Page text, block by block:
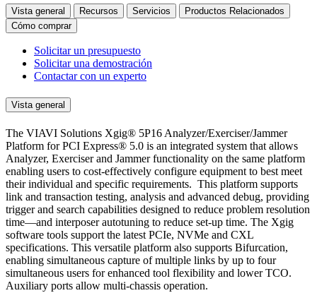
Vista general Recursos Servicios
Productos Relacionados
Cómo comprar
Solicitar un presupuesto
Solicitar una demostración
Contactar con un experto
Vista general
The VIAVI Solutions Xgig® 5P16 Analyzer/Exerciser/Jammer
Platform for PCI Express® 5.0 is an integrated system that allows
Analyzer, Exerciser and Jammer functionality on the same platform
enabling users to cost-effectively configure equipment to best meet
their individual and specific requirements. This platform supports
link and transaction testing, analysis and advanced debug, providing
trigger and search capabilities designed to reduce problem resolution
time—and interposer autotuning to reduce set-up time. The Xgig
software tools support the latest PCIe, NVMe and CXL
specifications. This versatile platform also supports Bifurcation,
enabling simultaneous capture of multiple links by up to four
simultaneous users for enhanced tool flexibility and lower TCO.
Auxiliary ports allow multi-chassis operation.